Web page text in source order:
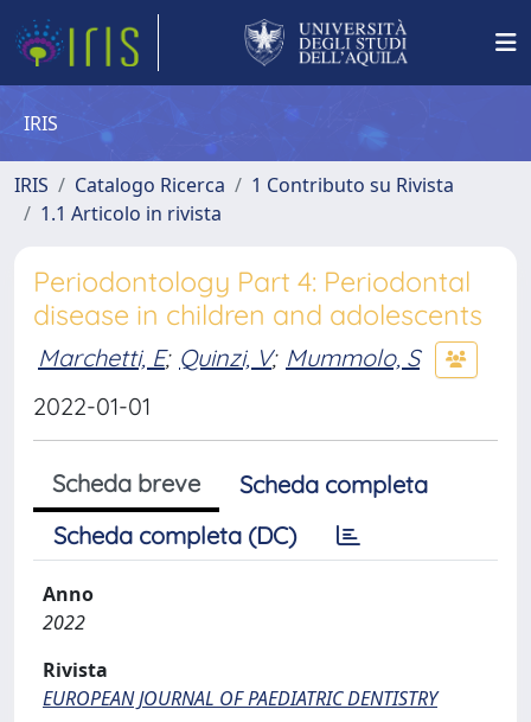
IRIS
IRIS Catalogo Ricerca
1 Contributo su Rivista
1.1 Articolo in rivista
Periodontology Part 4: Periodontal
disease in children and adolescents
Marchetti, E; Quinzi, V; Mummolo, S
2022-01-01
Scheda breve
Scheda completa
Scheda completa (DC)
Anno
2022
Rivista
EUROPEAN JOURNAL OF PAEDIATRIC DENTISTRY